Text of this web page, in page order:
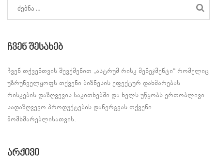
ჩვენ შესახებ
ჩვენ თქვენთვის შევქმენით „ასტრუმ რისკ მენეჯმენტი“ რომელიც
უზრუნველყოფს თქვენი ბიზნესის ეფექტურ დახმარებას
რისკების დაზღვევის საკითხებში და ხელს უწყობს ერთობლივი
სადაზღვევო პროდუქტების დანერგვას თქვენი
მომხმარებლისათვის.
არქივი